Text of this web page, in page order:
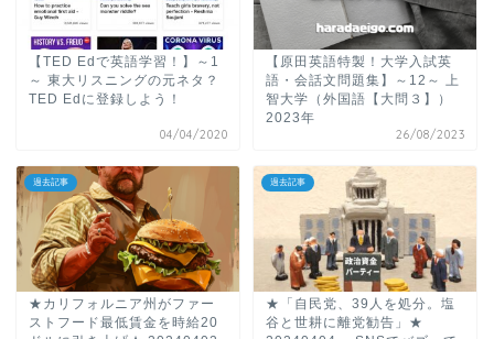
【TED Edで英語学習！】～1
～ 東大リスニングの元ネタ？
TED Edに登録しよう！
04/04/2020
【原田英語特製！大学入試英
語・会話文問題集】～12～ 上
智大学（外国語【大問３】）
2023年
26/08/2023
過去記事
★カリフォルニア州がファー
ストフード最低賃金を時給20
過去記事
★「自民党、39人を処分。塩
谷と世耕に離党勧告」★